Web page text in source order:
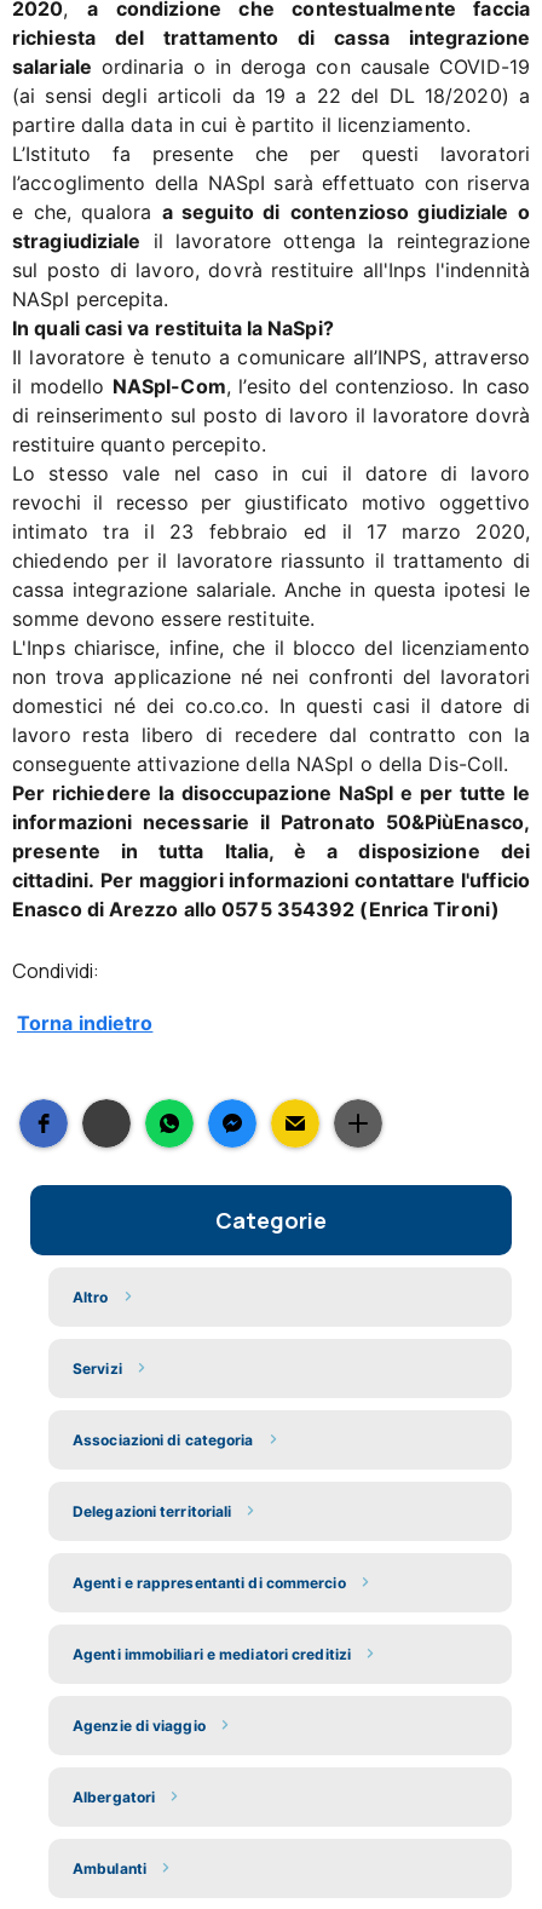
2020,a condizione che contestualmente faccia
richiesta del trattamento di cassa integrazione
salariale ordinaria o in deroga con causale COVID-19
(ai sensi degli articoli da 19 a 22 del DL 18/2020) a
partire dalla data in cui è partito il licenziamento.
L’Istituto fa presente che per questi lavoratori
l’accoglimento della NASpI sarà effettuato con riserva
e che, qualora a seguito di contenzioso giudiziale o
stragiudiziale il lavoratore ottenga la reintegrazione
sul posto di lavoro, dovrà restituire all'Inps l'indennità
NASpI percepita.
In quali casi va restituita la NaSpi?
Il lavoratore è tenuto a comunicare all’INPS, attraverso
il modello NASpI-Com, l’esito del contenzioso. In caso
di reinserimento sul posto di lavoro il lavoratore dovrà
restituire quanto percepito.
Lo stesso vale nel caso in cui il datore di lavoro
revochi il recesso per giustificato motivo oggettivo
intimato tra il 23 febbraio ed il 17 marzo 2020,
chiedendo per il lavoratore riassunto il trattamento di
cassa integrazione salariale. Anche in questa ipotesi le
somme devono essere restituite.
L'Inps chiarisce, infine, che il blocco del licenziamento
non trova applicazione né nei confronti del lavoratori
domestici né dei co.co.co. In questi casi il datore di
lavoro resta libero di recedere dal contratto con la
conseguente attivazione della NASpI o della Dis-Coll.
Per richiedere la disoccupazione NaSpI e per tutte le
informazioni necessarie il Patronato 50&PiùEnasco,
presente in tutta Italia, è a disposizione dei
cittadini. Per maggiori informazioni contattare l'ufficio
Enasco di Arezzo allo 0575 354392 (Enrica Tironi)
Condividi:
Torna indietro
Categorie
Altro
Servizi
Associazioni di categoria
Delegazioni territoriali
Agenti e rappresentanti di commercio
Agenti immobiliari e mediatori creditizi
Agenzie di viaggio
Albergatori
Ambulanti